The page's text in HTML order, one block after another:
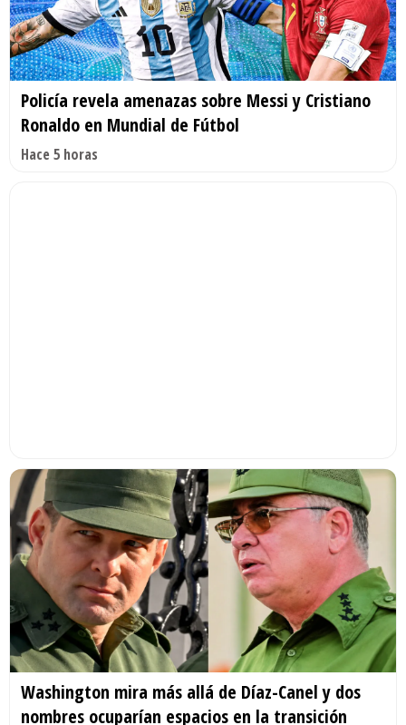
Policía revela amenazas sobre Messi y Cristiano
Ronaldo en Mundial de Fútbol
Hace 5 horas
Washington mira más allá de Díaz-Canel y dos
nombres ocuparían espacios en la transición